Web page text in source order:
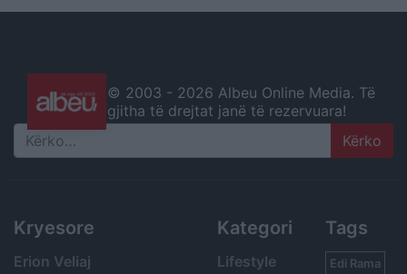
© 2003 - 2026 Albeu Online Media. Të
gjitha të drejtat janë të rezervuara!
Search
Kryesore
Erion Veliaj
Kategori
Lifestyle
Tags
Edi Rama